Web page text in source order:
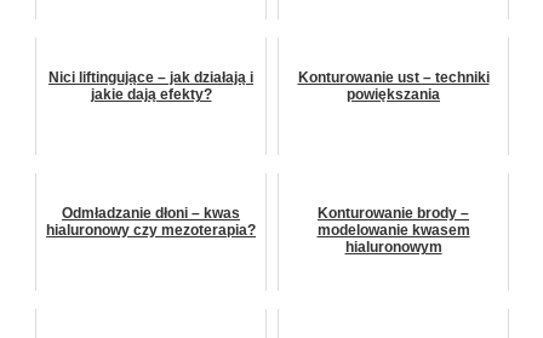
Nici liftingujące – jak działają i
jakie dają efekty?
Konturowanie ust – techniki
powiększania
Odmładzanie dłoni – kwas
hialuronowy czy mezoterapia?
Konturowanie brody –
modelowanie kwasem
hialuronowym